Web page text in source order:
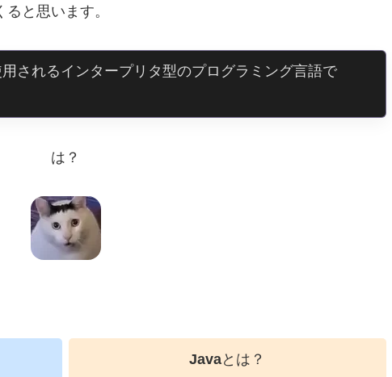
と思います。
れるインタープリタ型のプログラミング言語で
は？
Javaとは？